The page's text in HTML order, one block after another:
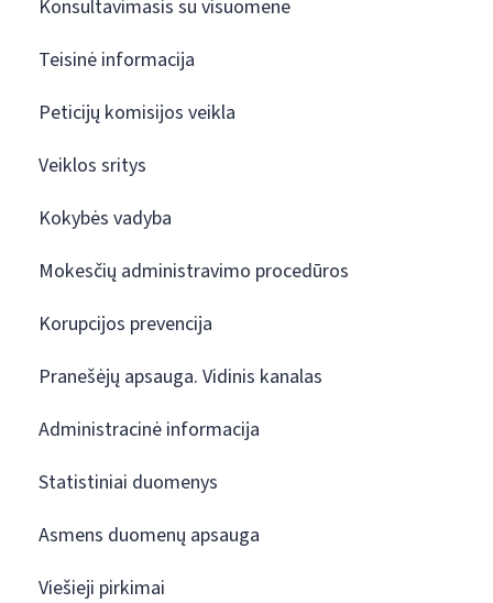
Konsultavimasis su visuomene
Teisinė informacija
Peticijų komisijos veikla
Veiklos sritys
Kokybės vadyba
Mokesčių administravimo procedūros
Korupcijos prevencija
Pranešėjų apsauga. Vidinis kanalas
Administracinė informacija
Statistiniai duomenys
Asmens duomenų apsauga
Viešieji pirkimai